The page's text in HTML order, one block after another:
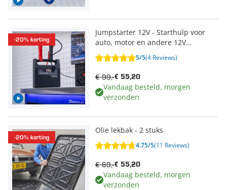
-20% korting
Jumpstarter 12V - Starthulp voor
auto, motor en andere 12V
voertuigen
5/5(4 Reviews)
€ 55,20
€ 99,-
Vandaag besteld, morgen
verzonden
-20% korting
Olie lekbak - 2 stuks
4.75/5(11 Reviews)
€ 55,20
€ 69,-
Vandaag besteld, morgen
verzonden